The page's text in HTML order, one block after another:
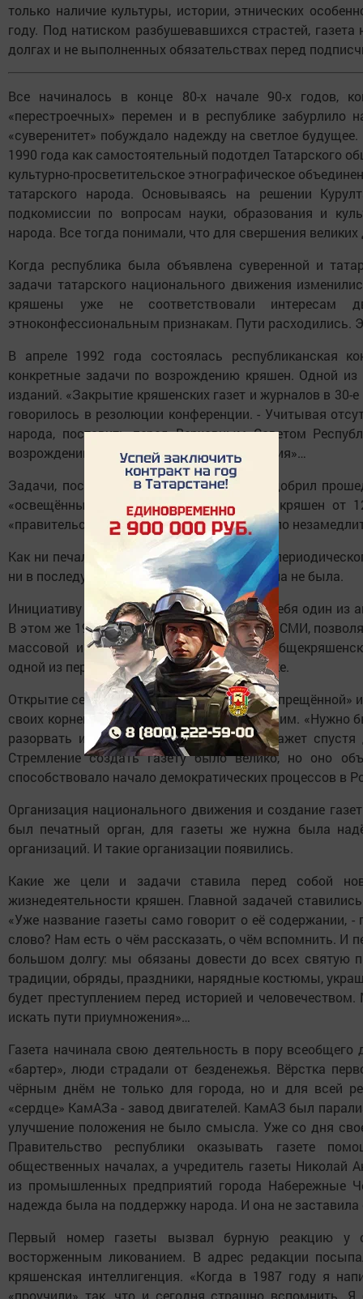
только наличие культуры, истории, этнических
году. Под натиском разбушевавшихся страстей,
долгах и не выполненных обязательствах перед
Все начиналось в конце 80-х начале 90-х годов,
«перестроечных» перемен и в республике
«суверенитет» побуждало надежду на светлое
1990 года как самостоятельный подотдел Татарского
культурно-просветительское этнографическое
татарского народа. Основываясь на решении
подкомиссии по вопросам науки, образования и
народа. Все тогда понимали, что для свершения
Когда республика была объявлена суверенной и
задачи татарского национального движения
кряшены уже не соответствовали
этноконфессиональным признакам. Пути
В апреле 1992 года состоялась республиканская
конкретные задачи по возрождению кряшен. Одной
изданий. «Закрытие кряшенских газет и журналов в
говорилось в резолюции конференции. - Учитывая
народа, поставить перед Верховным Советом
возрождении своего периодического издания»…
Задачи, поставленные на конференции, одобрил
«освещённые в резолюции конференции кряшен от
«правительство республики принять меры по
Как ни печально, просьба о «возрождении
ни в последующие годы властями услышана не была.
Инициативу учреждения издания взял на себя один из
В этом же 1992 году вышел новый Закон о СМИ,
массовой информации. Таким образом,
одной из первых частных газет в республике.
Открытие сенсационных страниц своей «запрещённой»
своих корней. Печатный орган был необходим.
разорвать информационную блокаду, - скажет
Стремление создать газету было велико, но оно
способствовало начало демократических процессов в
Организация национального движения и создание
был печатный орган, для газеты же нужна была
организаций. И такие организации появились.
Какие же цели и задачи ставила перед собой
жизнедеятельности кряшен. Главной задачей
«Уже название газеты само говорит о её содержании,
слово? Нам есть о чём рассказать, о чём вспомнить.
большом долгу: мы обязаны довести до всех святую
традиции, обряды, праздники, нарядные костюмы,
будет преступлением перед историей и
искать пути приумножения»…
Газета начинала свою деятельность в пору
«бартер», люди страдали от безденежья. Вёрстка
чёрным днём не только для города, но и для всей
«сердце» КамАЗа - завод двигателей. КамАЗ был
улучшение положения не было смысла. Уже со дня
Правительство республики оказывать газете
общественных началах, а учредитель газеты Николай
из промышленных предприятий города Набережные
надежда была на поддержку народа. И она не заставила
Первый номер газеты вызвал бурную реакцию у
восторженным ликованием. В адрес редакции
кряшенская интеллигенция. «Когда в 1987 году я
«проучили» так, что и сегодня страшно вспомнить.